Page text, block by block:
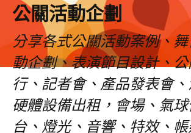
公關活動企劃
分享各式公關活動案例、
動企劃、表演節目設計、
行、記者會、產品發表會
硬體設備出租，會場、氣
台、燈光、音響、特效、